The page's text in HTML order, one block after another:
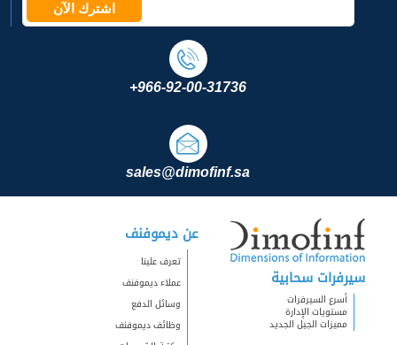
اشترك الآن
+966-92-00-31736
sales@dimofinf.sa
سيرفرات سحابية
أسرع السيرفرات
مستويات الإدارة
مميزات الجيل الجديد
عن ديموفنف
تعرف علينا
عملاء ديموفنف
وسائل الدفع
وظائف ديموفنف